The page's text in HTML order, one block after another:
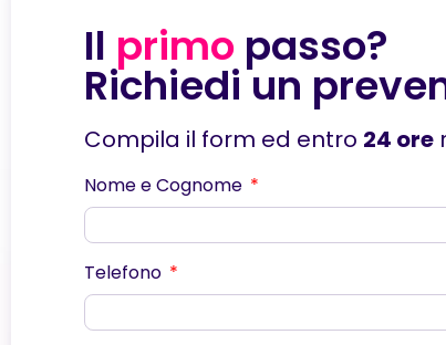
Il primo passo?
Richiedi un
Compila il form ed entro 24 ore
Nome e Cognome
Telefono